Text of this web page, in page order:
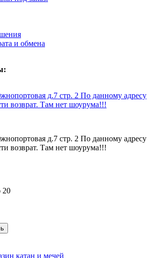
и обмена
д.7 стр. 2 По данному адресу
возврат. Там нет шоурума!!!
д.7 стр. 2 По данному адресу
возврат. Там нет шоурума!!!
20